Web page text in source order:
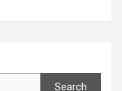
Search